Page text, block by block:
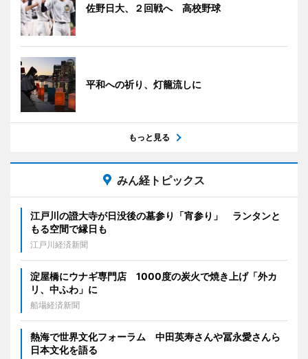
佐野日大、２回戦へ 高校野球
平和への祈り、灯籠流しに
もっと見る
みん経トピックス
江戸川の證大寺が日没後の墓参り「宵参り」 ランタンと
もる空間で縁日も
江戸川経済新聞
淀屋橋にウナギ専門店 1000度の炭火で焼き上げ「外カ
リ、中ふわ」に
船場経済新聞
熱海で世界文化フォーラム 中田英寿さんや冨永愛さんら
日本文化を語る